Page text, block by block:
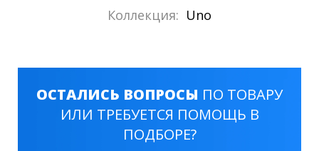
Коллекция: Uno
ОСТАЛИСЬ ВОПРОСЫ ПО ТОВАРУ
ИЛИ ТРЕБУЕТСЯ ПОМОЩЬ В
ПОДБОРЕ?